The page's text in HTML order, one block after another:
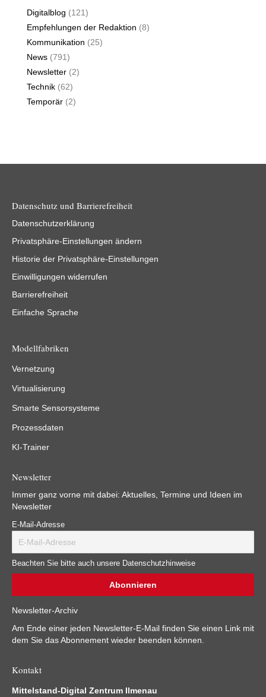
Digitalblog (121)
Empfehlungen der Redaktion (8)
Kommunikation (25)
News (791)
Newsletter (2)
Technik (62)
Temporär (2)
Datenschutz und Barrierefreiheit
Datenschutzerklärung
Privatsphäre-Einstellungen ändern
Historie der Privatsphäre-Einstellungen
Einwilligungen widerrufen
Barrierefreiheit
Einfache Sprache
Modellfabriken
Vernetzung
Virtualisierung
Smarte Sensorsysteme
Prozessdaten
KI-Trainer
Newsletter
Immer ganz vorne mit dabei: Aktuelles, Termine und Ideen im
Newsletter
E-Mail-Adresse
Beachten Sie bitte auch unsere Datenschutzhinweise
Newsletter-Archiv
Am Ende einer jeden Newsletter-E-Mail finden Sie einen Link mit
dem Sie das Abonnement wieder beenden können.
Kontakt
Mittelstand-Digital Zentrum Ilmenau